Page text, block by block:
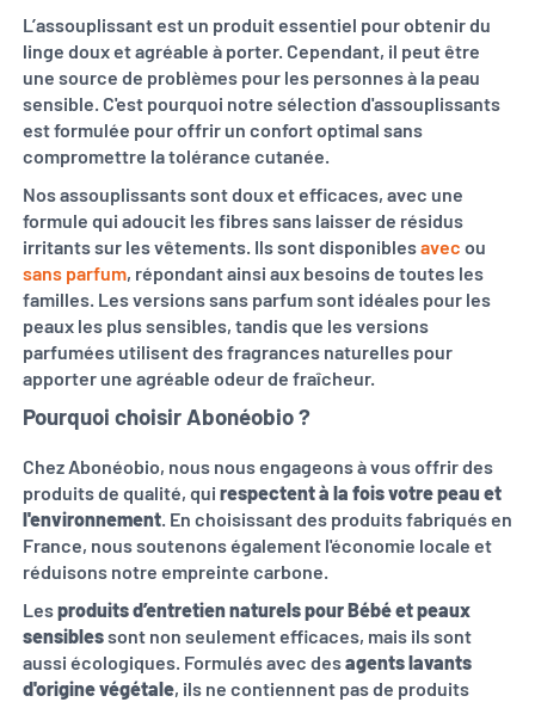
L’assouplissant est un produit essentiel pour obtenir du
linge doux et agréable à porter. Cependant, il peut être
une source de problèmes pour les personnes à la peau
sensible. C'est pourquoi notre sélection d'assouplissants
est formulée pour offrir un confort optimal sans
compromettre la tolérance cutanée.
Nos assouplissants sont doux et efficaces, avec une
formule qui adoucit les fibres sans laisser de résidus
irritants sur les vêtements. Ils sont disponiblesavec ou
sans parfum, répondant ainsi aux besoins de toutes les
familles. Les versions sans parfum sont idéales pour les
peaux les plus sensibles, tandis que les versions
parfumées utilisent des fragrances naturelles pour
apporter une agréable odeur de fraîcheur.
Pourquoi choisir Abonéobio ?
Chez Abonéobio, nous nous engageons à vous offrir des
produits de qualité, qui respectent à la fois votre peau et
l'environnement. En choisissant des produits fabriqués en
France, nous soutenons également l'économie locale et
réduisons notre empreinte carbone.
Lesproduits d’entretien naturels pour Bébé et peaux
sensiblessont non seulement efficaces, mais ils sont
aussi écologiques. Formulés avec desagents lavants
d'origine végétale, ils ne contiennent pas de produits